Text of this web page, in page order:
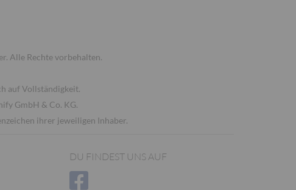
Alle Rechte vorbehalten.
auf Vollständigkeit.
GmbH & Co. KG.
ihrer jeweiligen Inhaber.
DU FINDEST UNS AUF